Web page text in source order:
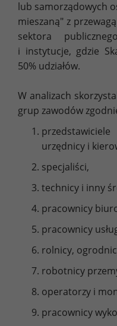
lub samorządowych
mieszaną" z
sektora
i instytucje, gdzie
50% udziałów.
W analizach
grup zawodów
urzędnicy i
specjaliści,
technicy i inny
pracownicy
pracownicy
rolnicy,
robotnicy
operatorzy i
pracownicy